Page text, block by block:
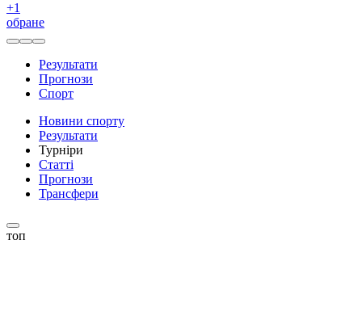
+1
обране
Результати
Прогнози
Спорт
Новини спорту
Результати
Турніри
Статті
Прогнози
Трансфери
топ